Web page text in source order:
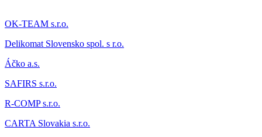
OK-TEAM s.r.o.
Delikomat Slovensko spol. s r.o.
Áčko a.s.
SAFIRS s.r.o.
R-COMP s.r.o.
CARTA Slovakia s.r.o.